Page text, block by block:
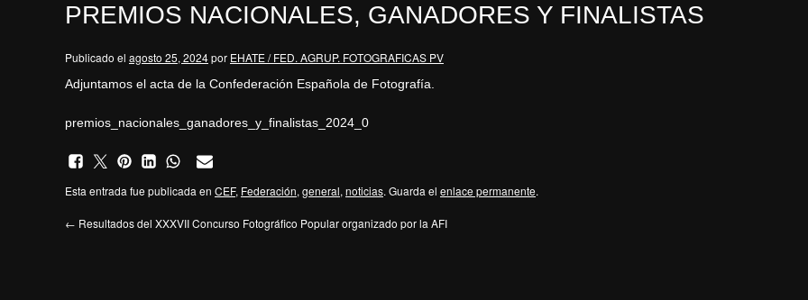
PREMIOS NACIONALES, GANADORES Y FINALISTAS
Publicado el agosto 25, 2024por EHATE / FED. AGRUP. FOTOGRAFICAS PV
Adjuntamos el acta de la Confederación Española de Fotografía.
premios_nacionales_ganadores_y_finalistas_2024_0
Esta entrada fue publicada en CEF, Federación, general, noticias. Guarda el enlace permanente.
← Resultados del XXXVII Concurso Fotográfico Popular organizado por la AFI